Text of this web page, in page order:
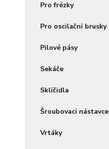
Pro frézky
Pro oscilační brusky
Pilové pásy
Sekáče
Sklíčidla
Šroubovací nástavce
Vrtáky